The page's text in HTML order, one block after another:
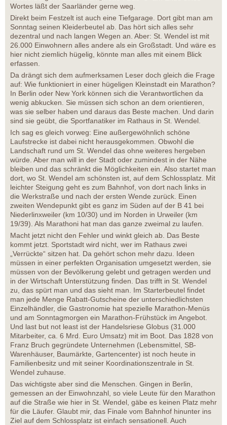
Wortes läßt der Saarländer gerne weg.
Direkt beim Festzelt ist auch eine Tiefgarage. Dort gibt man am
Sonntag seinen Kleiderbeutel ab. Das hört sich alles sehr
dezentral und nach langen Wegen an. Aber: St. Wendel ist mit
26.000 Einwohnern alles andere als ein Großstadt. Und wäre es
hier nicht ziemlich hügelig, könnte man alles mit einem Blick
erfassen.
Da drängt sich dem aufmerksamen Leser doch gleich die Frage
auf: Wie funktioniert in einer hügeligen Kleinstadt ein Marathon?
In Berlin oder New York können sich die Verantwortlichen da
wenig abkucken. Sie müssen sich schon an dem orientieren,
was sie selber haben und daraus das Beste machen. Und darin
sind sie geübt, die Sportfanatiker im Rathaus in St. Wendel.
Ich sag es gleich vorweg: Eine außergewöhnlich schöne
Laufstrecke ist dabei nicht herausgekommen. Obwohl die
Landschaft rund um St. Wendel das ohne weiteres hergeben
würde. Aber man will in der Stadt oder zumindest in der Nähe
bleiben und das schränkt die Möglichkeiten ein. Also startet man
dort, wo St. Wendel am schönsten ist, auf dem Schlossplatz. Mit
leichter Steigung geht es zum Bahnhof, von dort nach links in
die Werkstraße und nach der ersten Wende zurück. Einen
zweiten Wendepunkt gibt es ganz im Süden auf der B 41 bei
Niederlinxweiler (km 10/30) und im Norden in Urweiler (km
19/39). Als Marathoni hat man das ganze zweimal zu laufen.
Macht jetzt nicht den Fehler und winkt gleich ab. Das Beste
kommt jetzt. Sportstadt wird nicht, wer im Rathaus zwei
„Verrückte“ sitzen hat. Da gehört schon mehr dazu. Ideen
müssen in einer perfekten Organisation umgesetzt werden, sie
müssen von der Bevölkerung gelebt und getragen werden und
in der Wirtschaft Unterstützung finden. Das trifft in St. Wendel
zu, das spürt man und das sieht man. Im Starterbeutel findet
man jede Menge Rabatt-Gutscheine der unterschiedlichsten
Einzelhändler, die Gastronomie hat spezielle Marathon-Menüs
und am Sonntagmorgen ein Marathon-Frühstück im Angebot.
Und last but not least ist der Handelsriese Globus (31.000
Mitarbeiter, ca. 6 Mrd. Euro Umsatz) mit im Boot. Das 1828 von
Franz Bruch gegründete Unternehmen (Lebensmittel, SB-
Warenhäuser, Baumärkte, Gartencenter) ist noch heute in
Familienbesitz und mit seiner Koordinationszentrale in St.
Wendel zuhause.
Das wichtigste aber sind die Menschen. Gingen in Berlin,
gemessen an der Einwohnzahl, so viele Leute für den Marathon
auf die Straße wie hier in St. Wendel, gäbe es keinen Platz mehr
für die Läufer. Glaubt mir, das Finale vom Bahnhof hinunter ins
Ziel auf dem Schlossplatz ist einfach sensationell. Auch